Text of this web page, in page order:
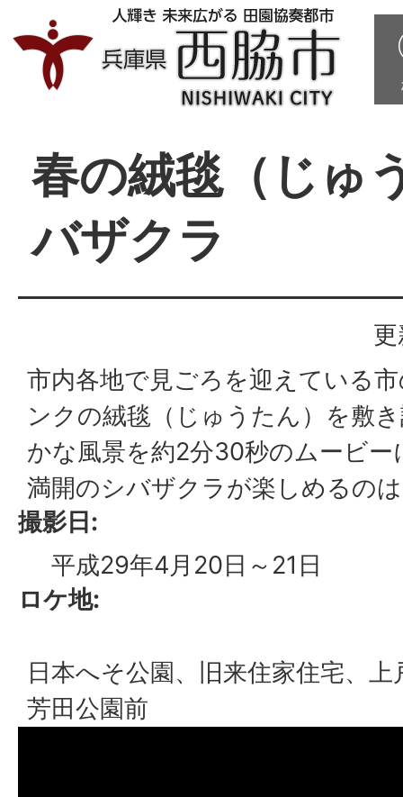
春の絨毯（じゅ
バザクラ
市内各地で見ごろを迎えている
ンクの絨毯（じゅうたん）を敷
かな風景を約2分30秒のムービ
満開のシバザクラが楽しめるの
撮影日:
平成29年4月20日～21日
ロケ地:
日本へそ公園、旧来住家住宅、
芳田公園前